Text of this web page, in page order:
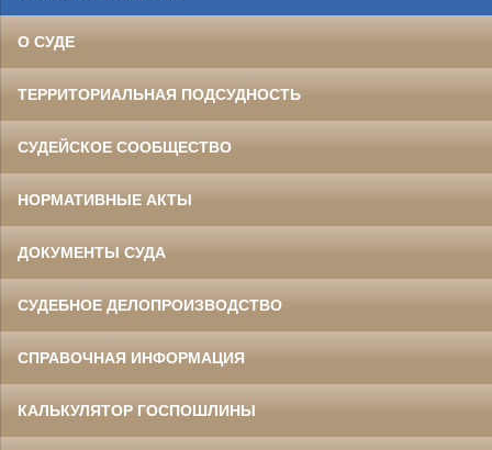
О СУДЕ
ТЕРРИТОРИАЛЬНАЯ ПОДСУДНОСТЬ
СУДЕЙСКОЕ СООБЩЕСТВО
НОРМАТИВНЫЕ АКТЫ
ДОКУМЕНТЫ СУДА
СУДЕБНОЕ ДЕЛОПРОИЗВОДСТВО
СПРАВОЧНАЯ ИНФОРМАЦИЯ
КАЛЬКУЛЯТОР ГОСПОШЛИНЫ